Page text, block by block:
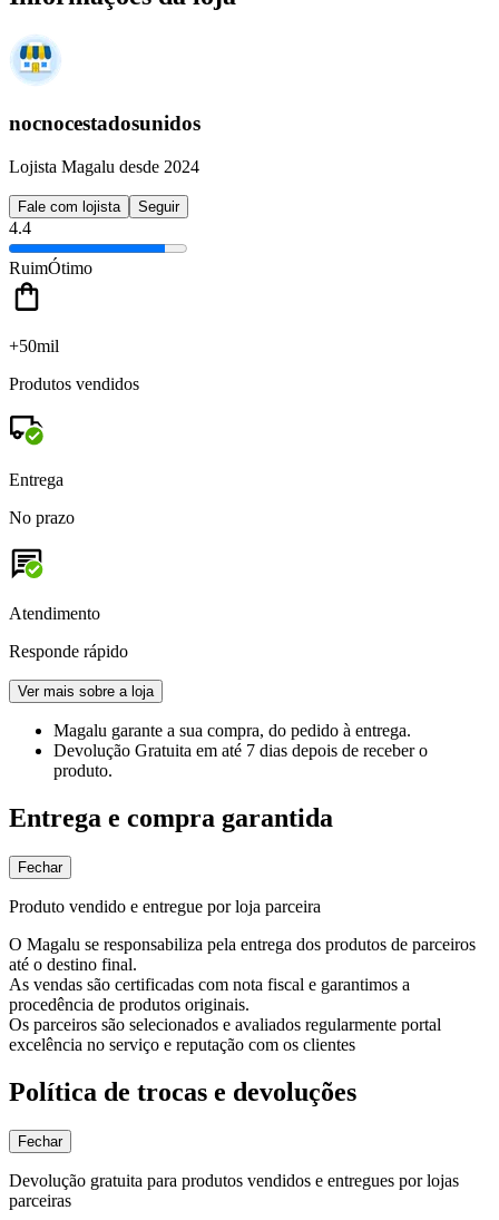
nocnocestadosunidos
Lojista Magalu desde 2024
Fale com lojista Seguir
4.4
RuimÓtimo
+50mil
Produtos vendidos
Entrega
No prazo
Atendimento
Responde rápido
Ver mais sobre a loja
Magalu garante a sua compra, do pedido à entrega.
Devolução Gratuita em até 7 dias depois de receber o
produto.
Entrega e compra garantida
Fechar
Produto vendido e entregue por loja parceira
O Magalu se responsabiliza pela entrega dos produtos de parceiros
até o destino final.
As vendas são certificadas com nota fiscal e garantimos a
procedência de produtos originais.
Os parceiros são selecionados e avaliados regularmente portal
excelência no serviço e reputação com os clientes
Política de trocas e devoluções
Fechar
Devolução gratuita para produtos vendidos e entregues por lojas
parceiras